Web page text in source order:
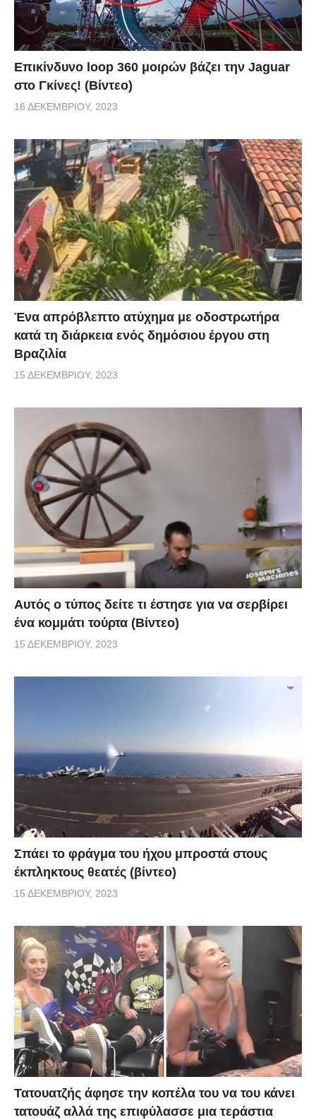
Επικίνδυνο loop 360 μοιρών βάζει την Jaguar
στο Γκίνες! (Βίντεο)
16 ΔΕΚΕΜΒΡΊΟΥ, 2023
Ένα απρόβλεπτο ατύχημα με οδοστρωτήρα
κατά τη διάρκεια ενός δημόσιου έργου στη
Βραζιλία
15 ΔΕΚΕΜΒΡΊΟΥ, 2023
Αυτός ο τύπος δείτε τι έστησε για να σερβίρει
ένα κομμάτι τούρτα (Βίντεο)
15 ΔΕΚΕΜΒΡΊΟΥ, 2023
Σπάει το φράγμα του ήχου μπροστά στους
έκπληκτους θεατές (βίντεο)
15 ΔΕΚΕΜΒΡΊΟΥ, 2023
Τατουατζής άφησε την κοπέλα του να του κάνει
τατουάζ αλλά της επιφύλασσε μια τεράστια